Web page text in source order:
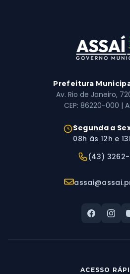
Prefeitura
Av. Rio de Janeiro,
CEP: 86220-000 |
Horário de
Segunda a
08h às 12h e
Telefone:
(43) 3262-
E-mail:
ACESSO